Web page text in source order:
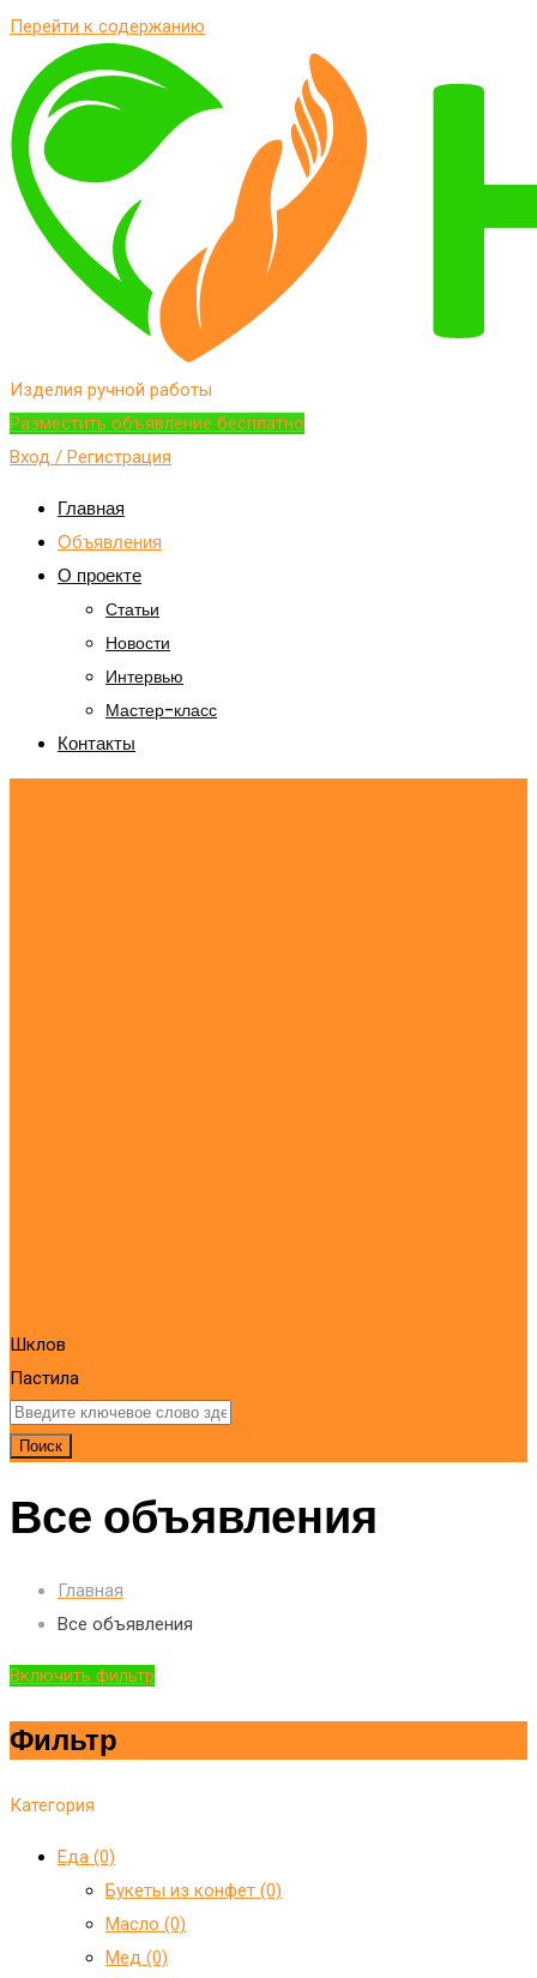
Перейти к содержанию
Изделия ручной работы
Разместить объявление бесплатно
Вход / Регистрация
Главная
Объявления
О проекте
Статьи
Новости
Интервью
Мастер-класс
Контакты
Шклов
Пастила
Поиск
Все объявления
Главная
Все объявления
Включить фильтр
Фильтр
Категория
Еда (0)
Букеты из конфет (0)
Масло (0)
Мед (0)